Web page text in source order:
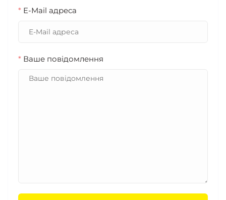
* E-Mail адреса
* Ваше повідомлення